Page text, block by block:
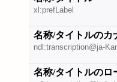
xl:prefLabel
名称/タイトルのカ
ndl:transcription@ja-
名称/タイトルのロ